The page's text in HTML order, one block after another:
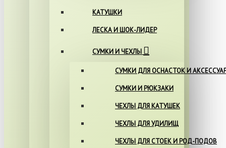
КАТУШКИ
ЛЕСКА И ШОК-ЛИДЕР
СУМКИ И ЧЕХЛЫ
СУМКИ ДЛЯ ОСНАСТОК И
СУМКИ И РЮКЗАКИ
ЧЕХЛЫ ДЛЯ КАТУШЕК
ЧЕХЛЫ ДЛЯ УДИЛИЩ
ЧЕХЛЫ ДЛЯ СТОЕК И РОД-ПОДОВ